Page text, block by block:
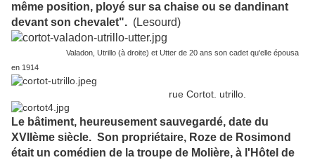
même position, ployé sur sa chaise ou se dandinant
devant son chevalet". (Lesourd)
Valadon, Utrillo (à droite) et Utter de 20 ans son cadet qu'elle épousa
en 1914
rue Cortot. utrillo.
Le bâtiment, heureusement sauvegardé, date du
XVIIème siècle. Son propriétaire, Roze de Rosimond
était un comédien de la troupe de Molière, à l'Hôtel de